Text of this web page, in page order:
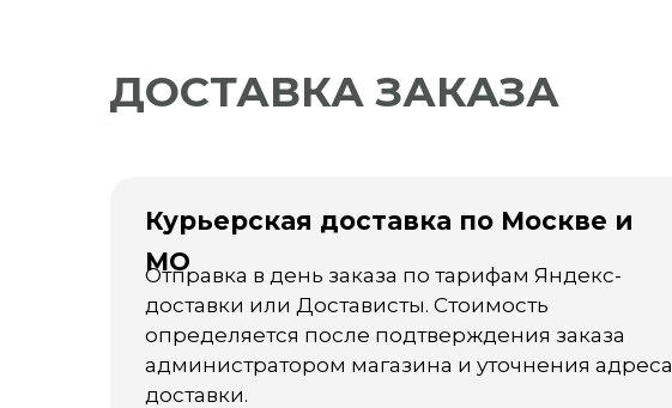
ДОСТАВКА ЗАКАЗА
Отправка в день заказа по тарифам Яндекс-
доставки или Достависты. Стоимость
определяется после подтверждения заказа
администратором магазина и уточнения адреса
доставки.
Курьерская доставка по Москве и
МО